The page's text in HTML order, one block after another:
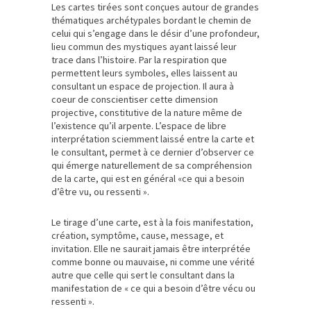
Les cartes tirées sont conçues autour de grandes
thématiques archétypales bordant le chemin de
celui qui s’engage dans le désir d’une profondeur,
lieu commun des mystiques ayant laissé leur
trace dans l’histoire. Par la respiration que
permettent leurs symboles, elles laissent au
consultant un espace de projection. Il aura à
coeur de conscientiser cette dimension
projective, constitutive de la nature même de
l’existence qu’il arpente. L’espace de libre
interprétation sciemment laissé entre la carte et
le consultant, permet à ce dernier d’observer ce
qui émerge naturellement de sa compréhension
de la carte, qui est en général «ce qui a besoin
d’être vu, ou ressenti ».
Le tirage d’une carte, est à la fois manifestation,
création, symptôme, cause, message, et
invitation. Elle ne saurait jamais être interprétée
comme bonne ou mauvaise, ni comme une vérité
autre que celle qui sert le consultant dans la
manifestation de « ce qui a besoin d’être vécu ou
ressenti ».